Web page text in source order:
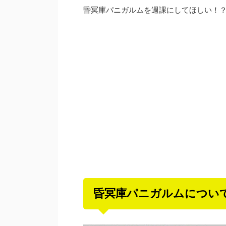
昏冥庫パニガルムを週課にしてほしい！？
昏冥庫パニガルムについ